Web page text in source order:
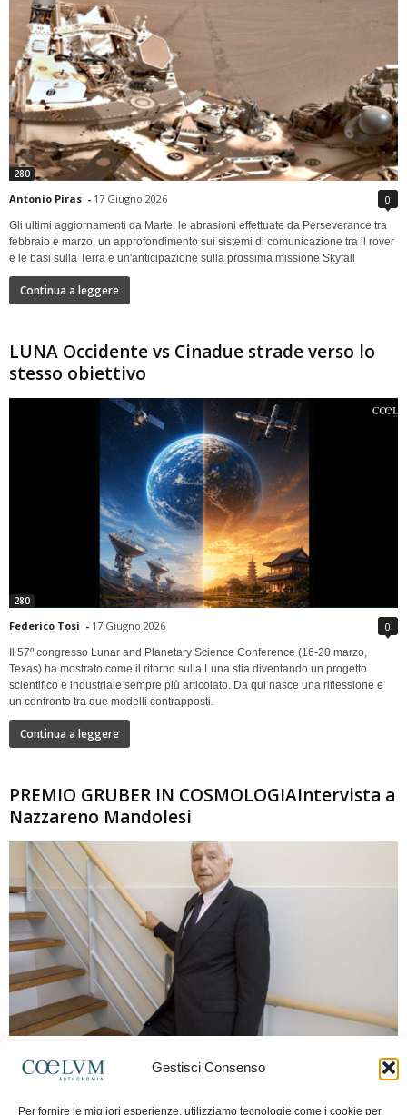
Gestisci Consenso
Per fornire le migliori esperienze, utilizziamo tecnologie come i cookie per
280
Antonio Piras - 17 Giugno 2026 0
Gli ultimi aggiornamenti da Marte: le abrasioni effettuate da Perseverance tra
febbraio e marzo, un approfondimento sui sistemi di comunicazione tra il rover
e le basi sulla Terra e un'anticipazione sulla prossima missione Skyfall
Continua a leggere
LUNA Occidente vs Cinadue strade verso lo
stesso obiettivo
280
Federico Tosi - 17 Giugno 2026 0
Il 57º congresso Lunar and Planetary Science Conference (16-20 marzo,
Texas) ha mostrato come il ritorno sulla Luna stia diventando un progetto
scientifico e industriale sempre più articolato. Da qui nasce una riflessione e
un confronto tra due modelli contrapposti.
Continua a leggere
PREMIO GRUBER IN COSMOLOGIAIntervista a
Nazzareno Mandolesi
Frida Paolella - 16 Giugno 2026 0
spaziale europea e della missione Planck. Il dialogo ripercorre i principali